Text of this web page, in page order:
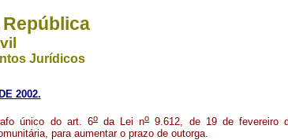
Jurídicos
2002.
único do art. 6oda Lei no9.612, de 19 de fevereiro
para aumentar o prazo de outorga.